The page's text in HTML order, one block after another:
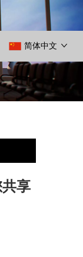
简体中文
享